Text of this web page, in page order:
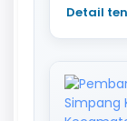
Detail